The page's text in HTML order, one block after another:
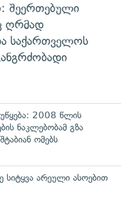
შეერთებული
ღრმად
საქართველოს
2008 წლის
ნაკლებობამ გზა
ომებს
სიტყვა არეული ასოებით